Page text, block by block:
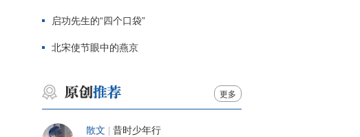
启功先生的“四个口袋”
北宋使节眼中的燕京
更多
散文 昔时少年行